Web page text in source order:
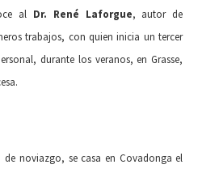
al Dr. René Laforgue, autor de
trabajos, con quien inicia un tercer
durante los veranos, en Grasse,
noviazgo, se casa en Covadonga el